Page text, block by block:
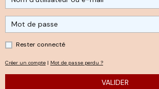
Rester connecté
Créer un compte | Mot de passe perdu ?
VALIDER